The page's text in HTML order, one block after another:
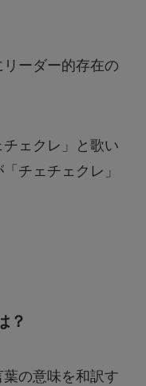
ーダー的存在の
ェクレ」と歌い
チェチェクレ」
？
の意味を和訳す